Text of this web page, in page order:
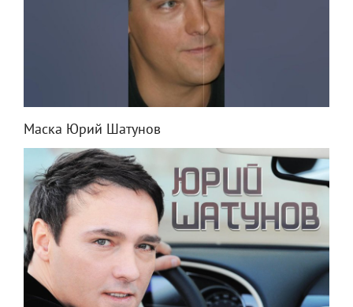
Маска Юрий Шатунов